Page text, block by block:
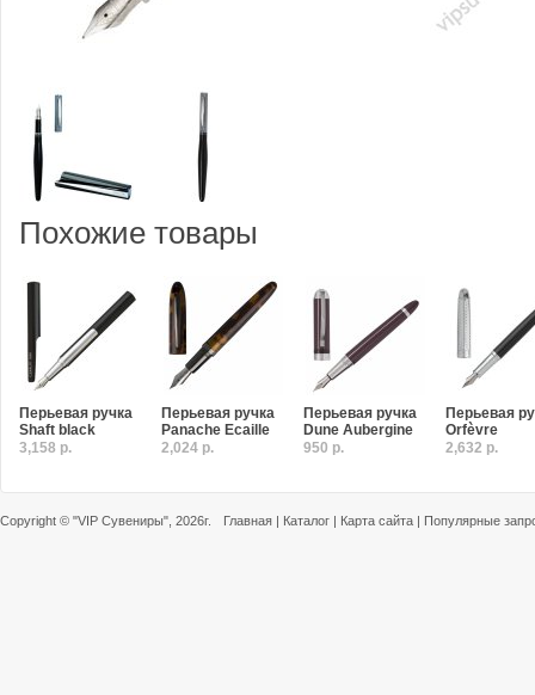
Похожие товары
Перьевая ручка
Shaft black
3,158 р.
Перьевая ручка
Panache Ecaille
2,024 р.
Перьевая ручка
Dune Aubergine
950 р.
Перьевая
Orfèvre
2,632 р.
Copyright © "VIP Сувениры" , 2026г. Главная | Каталог | Карта сайта | Популярные